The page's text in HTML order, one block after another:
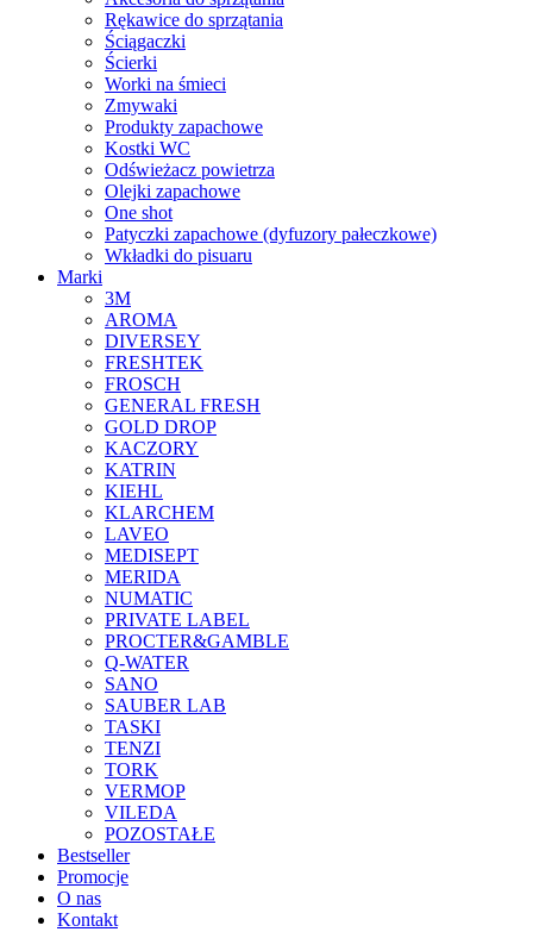
Rękawice do sprzątania
Ściągaczki
Ścierki
Worki na śmieci
Zmywaki
Produkty zapachowe
Kostki WC
Odświeżacz powietrza
Olejki zapachowe
One shot
Patyczki zapachowe (dyfuzory pałeczkowe)
Wkładki do pisuaru
Marki
3M
AROMA
DIVERSEY
FRESHTEK
FROSCH
GENERAL FRESH
GOLD DROP
KACZORY
KATRIN
KIEHL
KLARCHEM
LAVEO
MEDISEPT
MERIDA
NUMATIC
PRIVATE LABEL
PROCTER&GAMBLE
Q-WATER
SANO
SAUBER LAB
TASKI
TENZI
TORK
VERMOP
VILEDA
POZOSTAŁE
Bestseller
Promocje
O nas
Kontakt